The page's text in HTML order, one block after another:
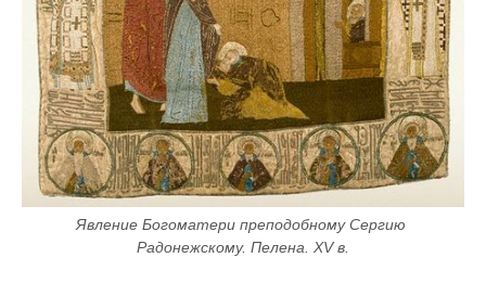
Явление Богоматери преподобному Сергию
Радонежскому. Пелена. XV в.